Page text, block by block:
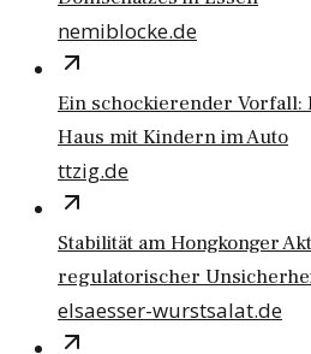
nemiblocke.de
Ein schockierender
Haus mit Kindern im Auto
ttzig.de
Stabilität am Hongkonger
regulatorischer
elsaesser-wurstsalat.de